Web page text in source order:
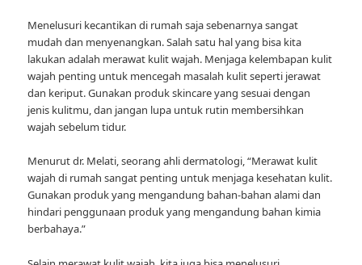
Menelusuri kecantikan di rumah saja sebenarnya sangat
mudah dan menyenangkan. Salah satu hal yang bisa kita
lakukan adalah merawat kulit wajah. Menjaga kelembapan kulit
wajah penting untuk mencegah masalah kulit seperti jerawat
dan keriput. Gunakan produk skincare yang sesuai dengan
jenis kulitmu, dan jangan lupa untuk rutin membersihkan
wajah sebelum tidur.
Menurut dr. Melati, seorang ahli dermatologi, “Merawat kulit
wajah di rumah sangat penting untuk menjaga kesehatan kulit.
Gunakan produk yang mengandung bahan-bahan alami dan
hindari penggunaan produk yang mengandung bahan kimia
berbahaya.”